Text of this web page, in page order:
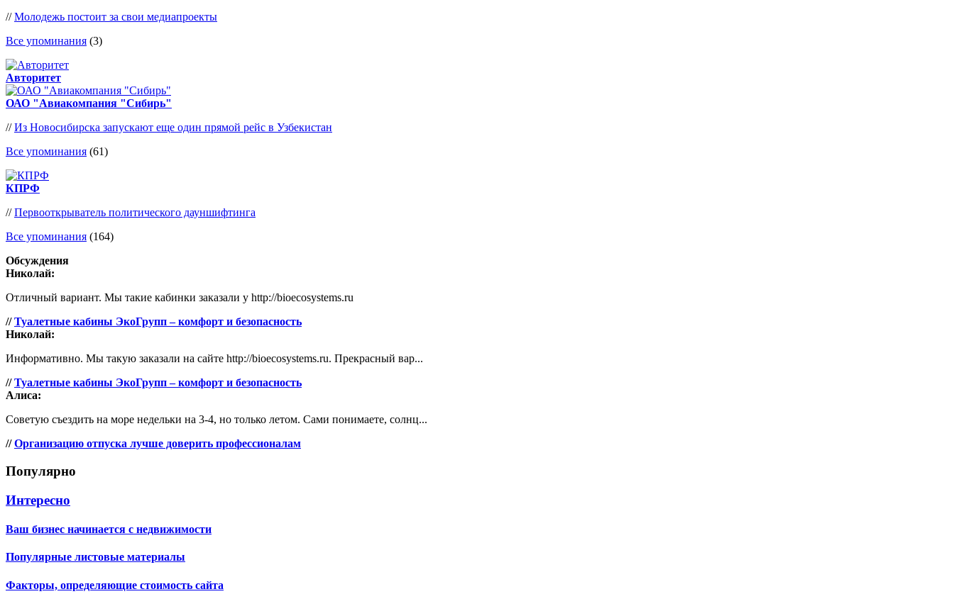
//Молодежь постоит за свои медиапроекты
Все упоминания (3)
Авторитет
ОАО "Авиакомпания "Сибирь"
//Из Новосибирска запускают еще один прямой рейс в Узбекистан
Все упоминания (61)
КПРФ
//Первооткрыватель политического дауншифтинга
Все упоминания (164)
Обсуждения
Николай:
Отличный вариант. Мы такие кабинки заказали у http://bioecosystems.ru
//Туалетные кабины ЭкоГрупп – комфорт и безопасность
Николай:
Информативно. Мы такую заказали на сайте http://bioecosystems.ru. Прекрасный вар...
//Туалетные кабины ЭкоГрупп – комфорт и безопасность
Алиса:
Советую съездить на море недельки на 3-4, но только летом. Сами понимаете, солнц...
//Организацию отпуска лучше доверить профессионалам
Популярно
Интересно
Ваш бизнес начинается с недвижимости
Популярные листовые материалы
Факторы, определяющие стоимость сайта